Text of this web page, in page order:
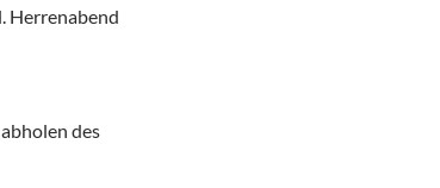
Herrenabend
des